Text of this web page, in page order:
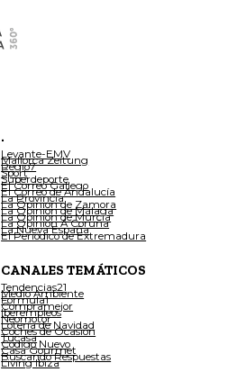
.
Levante-EMV
Mallorca Zeitung
Regio7
Sport
Superdeporte
El Correo Gallego
El Correo de Andalucía
La Provincia
La Opinión de Zamora
La Opinión de Málaga
La Opinión de Murcia
La Opinión A Coruña
La Nueva España
El Periódico de Extremadura
CANALES TEMÁTICOS
Tendencias21
Medio Ambiente
Fórmula1
Compramejor
Iberempleos
Neomotor
Lotería de Navidad
Coches de Ocasión
Tucasa
Código Nuevo
Casa Gourmet
Buscando Respuestas
Living Ibiza